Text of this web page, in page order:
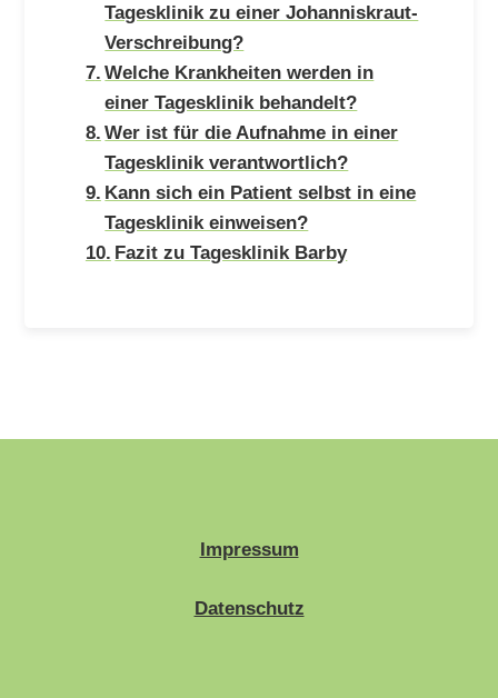
Tagesklinik zu einer Johanniskraut-
Verschreibung?
Welche Krankheiten werden in
einer Tagesklinik behandelt?
Wer ist für die Aufnahme in einer
Tagesklinik verantwortlich?
Kann sich ein Patient selbst in eine
Tagesklinik einweisen?
Fazit zu Tagesklinik Barby
Impressum
Datenschutz